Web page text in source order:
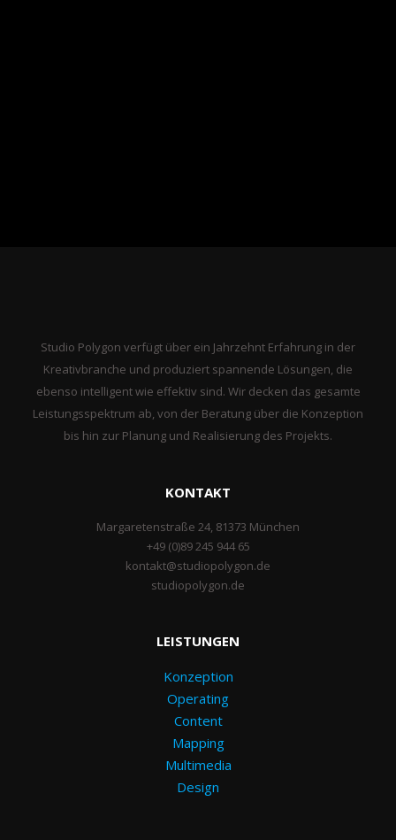
Studio Polygon verfügt über ein Jahrzehnt Erfahrung in der
Kreativbranche und produziert spannende Lösungen, die
ebenso intelligent wie effektiv sind. Wir decken das gesamte
Leistungsspektrum ab, von der Beratung über die Konzeption
bis hin zur Planung und Realisierung des Projekts.
KONTAKT
Margaretenstraße 24, 81373 München
+49 (0)89 245 944 65
kontakt@studiopolygon.de
studiopolygon.de
LEISTUNGEN
Konzeption
Operating
Content
Mapping
Multimedia
Design